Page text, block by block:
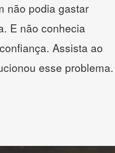
não podia gastar
E não conhecia
Assista ao
esse problema.